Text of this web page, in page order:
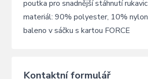
poutka pro snadnější stáhnutí rukavic
materiál: 90% polyester, 10% nylon
baleno v sáčku s kartou FORCE
Kontaktní formulář